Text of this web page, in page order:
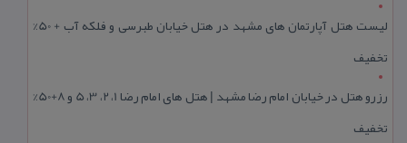
لیست هتل آپارتمان های مشهد در هتل خیابان طبرسی و فلکه آب + 50%
تخفیف
رزرو هتل در خیابان امام رضا مشهد | هتل‌ های امام رضا 1، 2، 3، 5 و 8+50%
تخفیف